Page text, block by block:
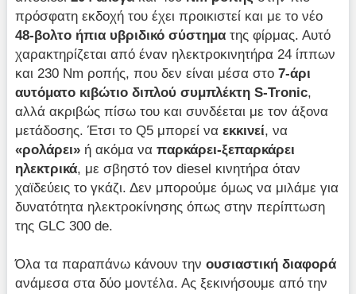
πρόσφατη εκδοχή του έχει προικιστεί και με το νέο
48-βολτο ήπια υβριδικό σύστημα της φίρμας. Αυτό
χαρακτηρίζεται από έναν ηλεκτροκινητήρα 24 ίππων
και 230 Nm ροπής, που δεν είναι μέσα στο7-άρι
αυτόματο κιβώτιο διπλού συμπλέκτη S-Tronic,
αλλά ακριβώς πίσω του και συνδέεται με τον άξονα
μετάδοσης. Έτσι το Q5 μπορεί ναεκκινεί, να
«ρολάρει» ή ακόμα ναπαρκάρει-ξεπαρκάρει
ηλεκτρικά, με σβηστό τον diesel κινητήρα όταν
χαϊδεύεις το γκάζι. Δεν μπορούμε όμως να μιλάμε για
δυνατότητα ηλεκτροκίνησης όπως στην περίπτωση
της GLC 300 de.
Όλα τα παραπάνω κάνουν τηνουσιαστική διαφορά
ανάμεσα στα δύο μοντέλα. Ας ξεκινήσουμε από την